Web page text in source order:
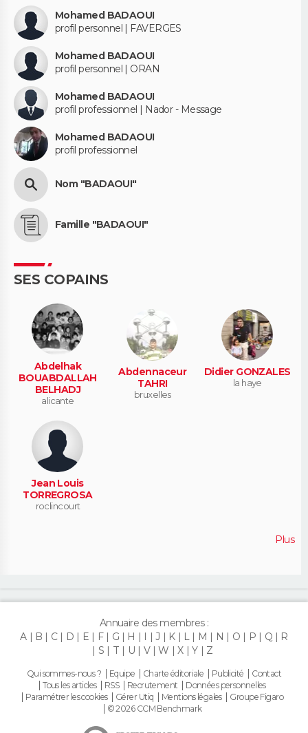
Mohamed BADAOUI
profil personnel | FAVERGES
Mohamed BADAOUI
profil personnel | ORAN
Mohamed BADAOUI
profil professionnel | Nador - Message
Mohamed BADAOUI
profil professionnel
Nom "BADAOUI"
Famille "BADAOUI"
SES COPAINS
Abdelhak
BOUABDALLAH
BELHADJ
alicante
Abdennaceur
TAHRI
bruxelles
Didier GONZALES
la haye
Jean Louis
TORREGROSA
roclincourt
Plus
Annuaire des membres :
A
B C D E F G H I J K L M N O P Q
R
S
T U V W X Y Z
Qui sommes-nous ? Equipe Charte éditoriale Publicité
Contact
Tous les articles
RSS Recrutement
Données personnelles
Paramétrer les cookies
Gérer Utiq Mentions légales
Groupe Figaro
© 2026 CCM Benchmark